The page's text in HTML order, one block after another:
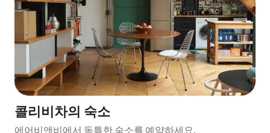
콜리비차의 숙소
에어비앤비에서 독특한 숙소를 예약하세요.